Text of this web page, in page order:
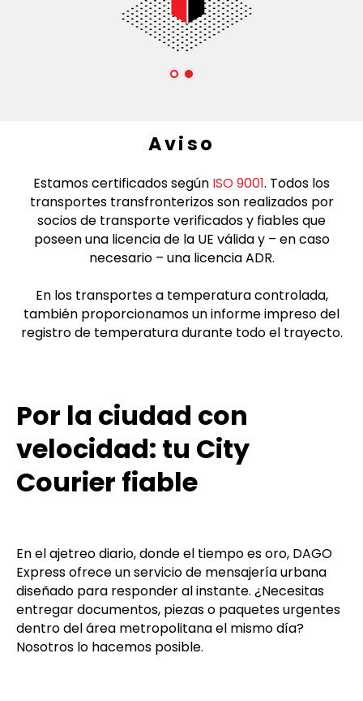
Aviso
Estamos certificados según ISO 9001. Todos los
transportes transfronterizos son realizados por
socios de transporte verificados y fiables que
poseen una licencia de la UE válida y – en caso
necesario – una licencia ADR.
En los transportes a temperatura controlada,
también proporcionamos un informe impreso del
registro de temperatura durante todo el trayecto.
Por la ciudad con
velocidad: tu City
Courier fiable
En el ajetreo diario, donde el tiempo es oro, DAGO
Express ofrece un servicio de mensajería urbana
diseñado para responder al instante. ¿Necesitas
entregar documentos, piezas o paquetes urgentes
dentro del área metropolitana el mismo día?
Nosotros lo hacemos posible.